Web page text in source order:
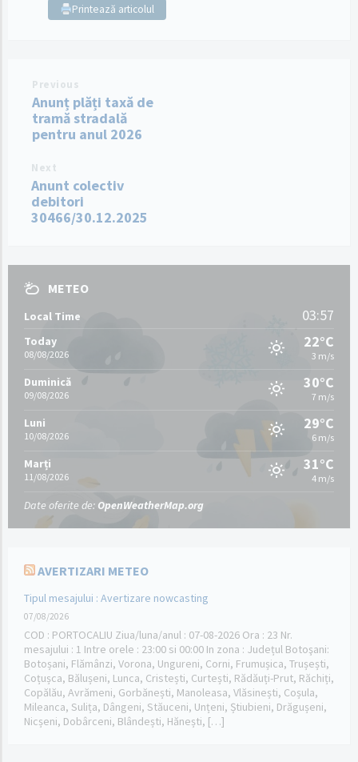
Printează articolul
Previous
Anunț plăți taxă de
tramă stradală
pentru anul 2026
Next
Anunt colectiv
debitori
30466/30.12.2025
METEO
Local Time 03:57
Today
08/08/2026
22°C
3 m/s
Duminică
09/08/2026
30°C
7 m/s
Luni
10/08/2026
29°C
6 m/s
Marți
11/08/2026
31°C
4 m/s
Date oferite de: OpenWeatherMap.org
AVERTIZARI METEO
Tipul mesajului : Avertizare nowcasting
07/08/2026
COD : PORTOCALIU Ziua/luna/anul : 07-08-2026 Ora : 23 Nr.
mesajului : 1 Intre orele : 23:00 si 00:00 In zona : Județul Botoşani:
Botoșani, Flămânzi, Vorona, Ungureni, Corni, Frumușica, Trușești,
Coțușca, Bălușeni, Lunca, Cristești, Curtești, Rădăuți-Prut, Răchiți,
Copălău, Avrămeni, Gorbănești, Manoleasa, Vlăsinești, Coșula,
Mileanca, Sulița, Dângeni, Stăuceni, Unțeni, Știubieni, Drăgușeni,
Nicșeni, Dobârceni, Blândești, Hănești, […]